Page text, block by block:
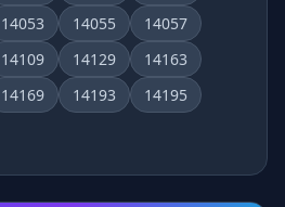
14053 14055
14057
14109 14129
14163
14169 14193
14195